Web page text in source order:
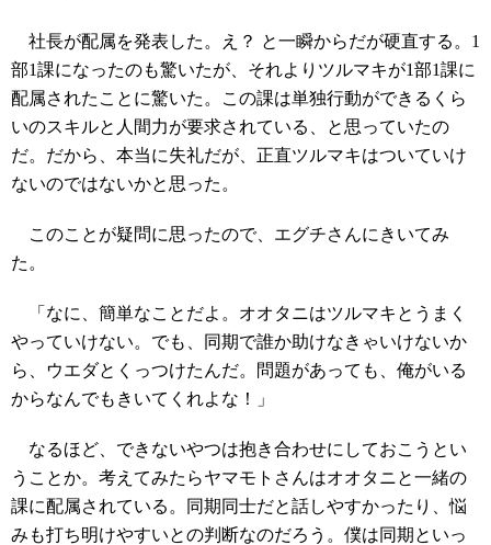
社長が配属を発表した。え？ と一瞬からだが硬直する。1
部1課になったのも驚いたが、それよりツルマキが1部1課に
配属されたことに驚いた。この課は単独行動ができるくら
いのスキルと人間力が要求されている、と思っていたの
だ。だから、本当に失礼だが、正直ツルマキはついていけ
ないのではないかと思った。
このことが疑問に思ったので、エグチさんにきいてみ
た。
「なに、簡単なことだよ。オオタニはツルマキとうまく
やっていけない。でも、同期で誰か助けなきゃいけないか
ら、ウエダとくっつけたんだ。問題があっても、俺がいる
からなんでもきいてくれよな！」
なるほど、できないやつは抱き合わせにしておこうとい
うことか。考えてみたらヤマモトさんはオオタニと一緒の
課に配属されている。同期同士だと話しやすかったり、悩
みも打ち明けやすいとの判断なのだろう。僕は同期といっ